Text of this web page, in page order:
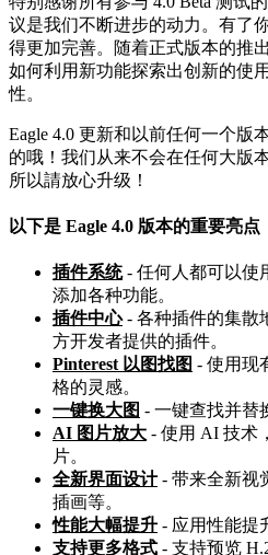
议是我们不断进步的动力。有了
得更加完善。随着正式版本的推
如何利用新功能探索出创新的使
性。
Eagle 4.0 更新和以前任何一个版
的哦！我们从来不会在任何大版
所以請放心升级！
以下是 Eagle 4.0 版本的重要亮点
插件系统- 任何人都可以使
添加各种功能。
插件中心- 各种插件的集散
方开发者提供的插件。
Pinterest 以图找图 - 使用现
格的灵感。
一键换大图 - 一键查找并替
AI 图片放大 - 使用 AI 技术
片。
全新界面设计- 带来全新视
插画等。
性能大幅提升 - 应用性能提
支持更多格式 - 支持预览